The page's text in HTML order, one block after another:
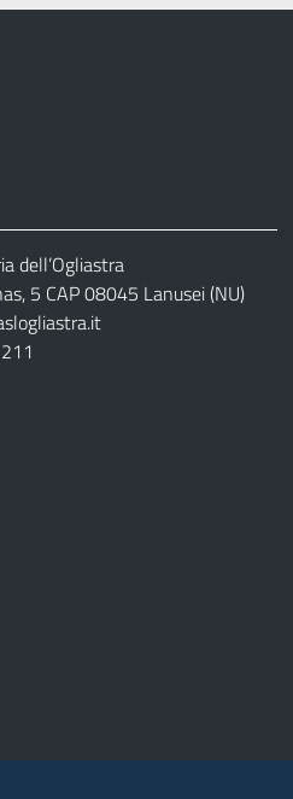
dell’Ogliastra
5 CAP 08045 Lanusei (NU)